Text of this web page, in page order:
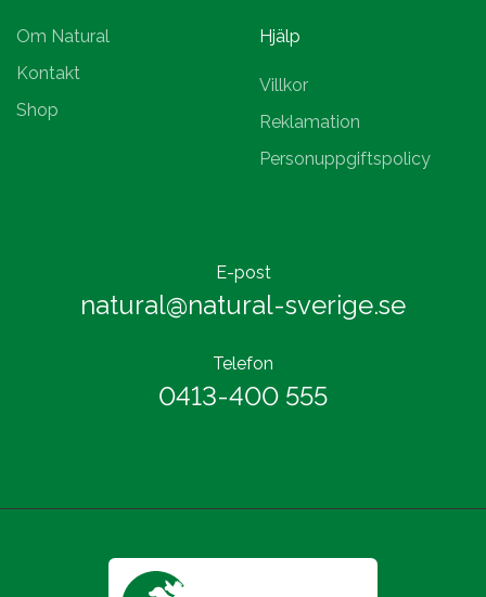
Om Natural
Kontakt
Shop
Hjälp
Villkor
Reklamation
Personuppgiftspolicy
E-post
natural@natural-sverige.se
Telefon
0413-400 555